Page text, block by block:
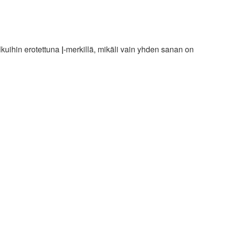
erotettuna |-merkillä, mikäli vain yhden sanan on